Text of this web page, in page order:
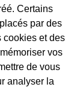
Certains
par des
cookies et des
vos
de vous
analyser la